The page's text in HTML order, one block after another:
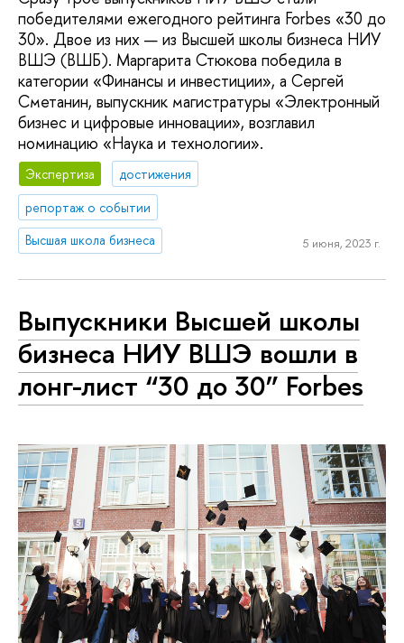
победителями ежегодного рейтинга Forbes «30 до
30». Двое из них — из Высшей школы бизнеса НИУ
ВШЭ (ВШБ). Маргарита Стюкова победила в
категории «Финансы и инвестиции», а Сергей
Сметанин, выпускник магистратуры «Электронный
бизнес и цифровые инновации», возглавил
номинацию «Наука и технологии».
Экспертиза
достижения
репортаж о событии
Высшая школа бизнеса
5 июня, 2023 г.
Выпускники Высшей школы
бизнеса НИУ ВШЭ вошли в
лонг-лист “30 до 30” Forbes